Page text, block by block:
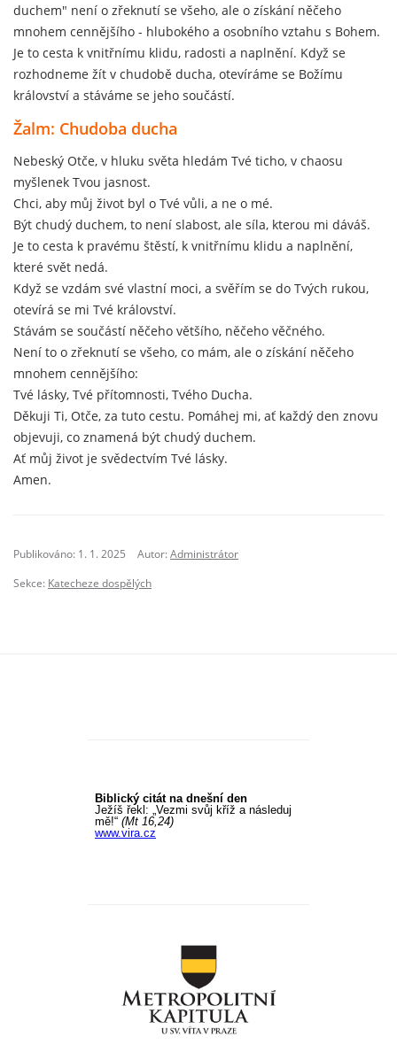
duchem" není o zřeknutí se všeho, ale o získání něčeho
mnohem cennějšího - hlubokého a osobního vztahu s Bohem.
Je to cesta k vnitřnímu klidu, radosti a naplnění. Když se
rozhodneme žít v chudobě ducha, otevíráme se Božímu
království a stáváme se jeho součástí.
Žalm: Chudoba ducha
Nebeský Otče, v hluku světa hledám Tvé ticho, v chaosu
myšlenek Tvou jasnost.
Chci, aby můj život byl o Tvé vůli, a ne o mé.
Být chudý duchem, to není slabost, ale síla, kterou mi dáváš.
Je to cesta k pravému štěstí, k vnitřnímu klidu a naplnění,
které svět nedá.
Když se vzdám své vlastní moci, a svěřím se do Tvých rukou,
otevírá se mi Tvé království.
Stávám se součástí něčeho většího, něčeho věčného.
Není to o zřeknutí se všeho, co mám, ale o získání něčeho
mnohem cennějšího:
Tvé lásky, Tvé přítomnosti, Tvého Ducha.
Děkuji Ti, Otče, za tuto cestu. Pomáhej mi, ať každý den znovu
objevuji, co znamená být chudý duchem.
Ať můj život je svědectvím Tvé lásky.
Amen.
Publikováno: 1. 1. 2025 Autor:Administrátor
Sekce: Katecheze dospělých